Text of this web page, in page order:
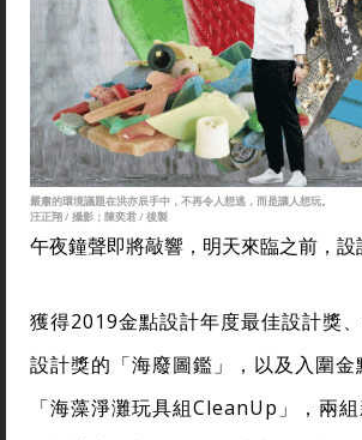
嚴肅的環境議題在洪亦辰手中，不再令人想逃，而是讓人想玩。
汪正翔 / 攝影；陳奕君 / 後製
午夜鐘聲即將敲響，明天來臨之前，設
獲得2019金點設計年度最佳設計獎
設計獎的「海廢圖鑑」，以及入圍金
「海藻淨灘玩具組CleanUp」，兩